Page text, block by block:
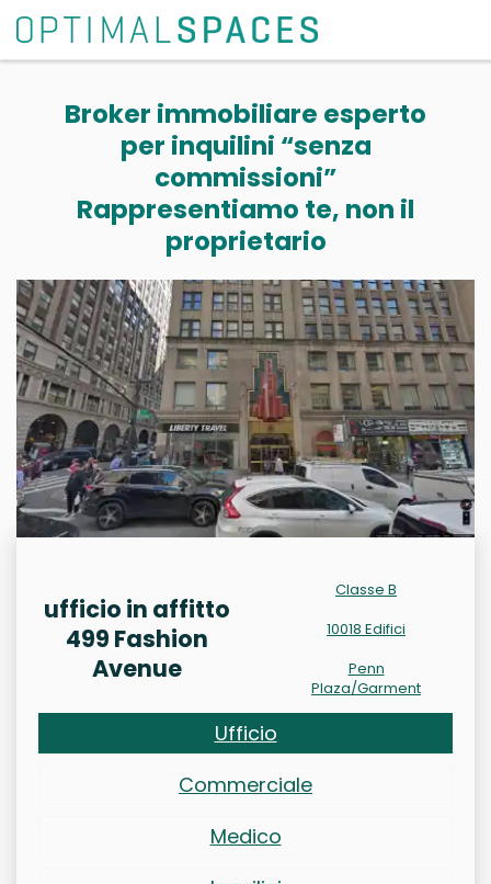
Broker immobiliare esperto
per inquilini “senza
commissioni”
Rappresentiamo te, non il
proprietario
ufficio in affitto
499 Fashion
Avenue
Classe B
10018 Edifici
Penn
Plaza/Garment
Ufficio
Commerciale
Medico